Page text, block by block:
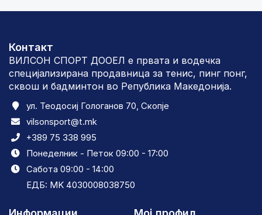
Контакт
ВИЛСОН СПОРТ ДООЕЛ е првата и водечка
специјализирана продавница за тенис, пинг понг,
сквош и бадминтон во Република Македонија.
ул. Теодосиј Гологанов 70, Скопје
vilsonsport@t.mk
+389 75 338 995
Понеделник - Петок 09:00 - 17:00
Сабота 09:00 - 14:00
ЕДБ: MK 4030008038750